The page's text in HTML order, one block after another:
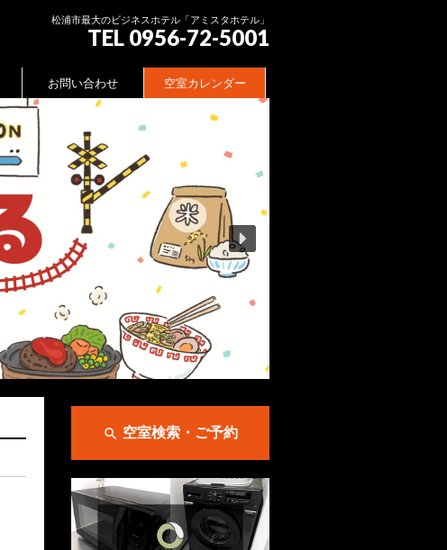
松浦市最大のビジネスホテル「アミスタホテル」
TEL 0956-72-5001
お問い合わせ 空室カレンダー
 空室検索・ご予約